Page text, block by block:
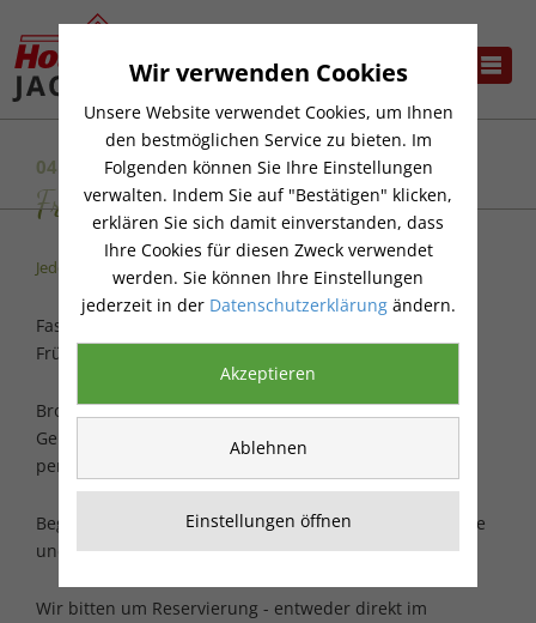
04.11.2025
Frühstück in der Gartenzeit
Jeden ersten Dienstag im Monat!
Fast so schön wie Frühstück am Bett ist unser
Frühstücksbuffet in gemütlicher Atmosphäre.
Brot, Brötchen, Käse, Aufschnitt, frisches Obst und
Gemüse, heißer Kaffee oder Tee versprechen einen
perfekten Start in den Tag.
Beginn ist um 9.30 Uhr. Das Frühstück beinhaltet Kaffee
und Tee satt für 16,90 € p.P.
Wir bitten um Reservierung - entweder direkt im
Wir verwenden Cookies
Unsere Website verwendet Cookies, um Ihnen
den bestmöglichen Service zu bieten. Im
Folgenden können Sie Ihre Einstellungen
verwalten. Indem Sie auf "Bestätigen" klicken,
erklären Sie sich damit einverstanden, dass
Ihre Cookies für diesen Zweck verwendet
werden. Sie können Ihre Einstellungen
jederzeit in der Datenschutzerklärungändern.
Akzeptieren
Ablehnen
Einstellungen öffnen